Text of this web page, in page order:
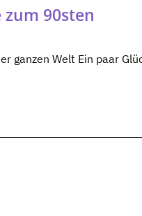
90sten
ganzen Welt Ein paar